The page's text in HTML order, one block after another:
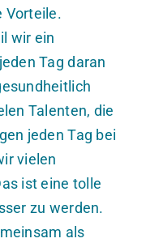
Vorteile.
wir ein
Tag daran
Talenten, die
jeden Tag bei
vielen
ist eine tolle
zu werden.
als